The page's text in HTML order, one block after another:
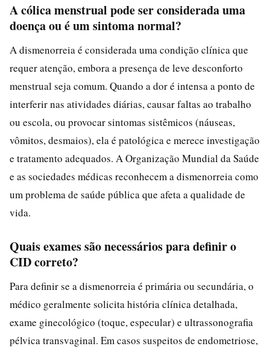
A cólica menstrual pode ser considerada uma
doença ou é um sintoma normal?
A dismenorreia é considerada uma condição clínica que
requer atenção, embora a presença de leve desconforto
menstrual seja comum. Quando a dor é intensa a ponto de
interferir nas atividades diárias, causar faltas ao trabalho
ou escola, ou provocar sintomas sistêmicos (náuseas,
vômitos, desmaios), ela é patológica e merece investigação
e tratamento adequados. A Organização Mundial da Saúde
e as sociedades médicas reconhecem a dismenorreia como
um problema de saúde pública que afeta a qualidade de
vida.
Quais exames são necessários para definir o
CID correto?
Para definir se a dismenorreia é primária ou secundária, o
médico geralmente solicita história clínica detalhada,
exame ginecológico (toque, especular) e ultrassonografia
pélvica transvaginal. Em casos suspeitos de endometriose,